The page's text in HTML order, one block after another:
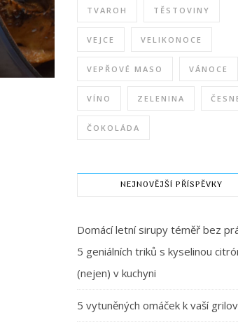
TVAROH TĚSTOVINY
VEJCE VELIKONOCE
VEPŘOVÉ MASO VÁNOCE
VÍNO ZELENINA
ČOKOLÁDA
NEJNOVĚJŠÍ PŘÍSPĚVKY
Domácí letní sirupy téměř bez
5 geniálních triků s kyselinou
(nejen) v kuchyni
5 vytuněných omáček k vaší